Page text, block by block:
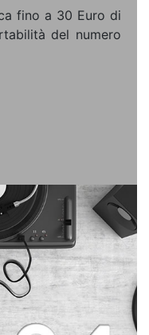
fino a 30 Euro di
del numero